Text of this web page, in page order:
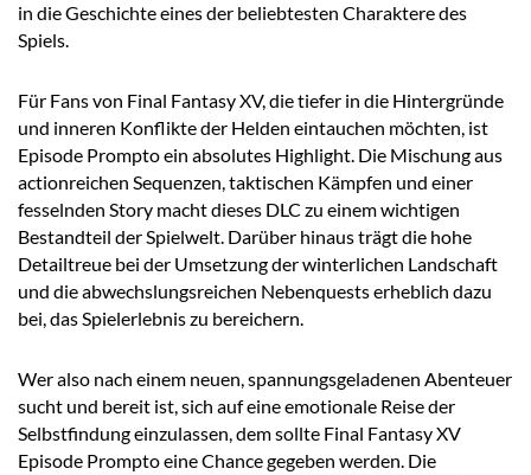
in die Geschichte eines der beliebtesten Charaktere des
Spiels.
Für Fans von Final Fantasy XV, die tiefer in die Hintergründe
und inneren Konflikte der Helden eintauchen möchten, ist
Episode Prompto ein absolutes Highlight. Die Mischung aus
actionreichen Sequenzen, taktischen Kämpfen und einer
fesselnden Story macht dieses DLC zu einem wichtigen
Bestandteil der Spielwelt. Darüber hinaus trägt die hohe
Detailtreue bei der Umsetzung der winterlichen Landschaft
und die abwechslungsreichen Nebenquests erheblich dazu
bei, das Spielerlebnis zu bereichern.
Wer also nach einem neuen, spannungsgeladenen Abenteuer
sucht und bereit ist, sich auf eine emotionale Reise der
Selbstfindung einzulassen, dem sollte Final Fantasy XV
Episode Prompto eine Chance gegeben werden. Die